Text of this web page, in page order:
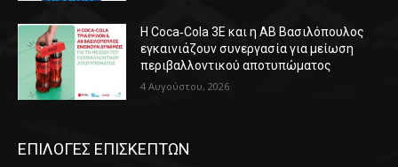
Η Coca‑Cola 3E και η ΑΒ Βασιλόπουλος
εγκαινιάζουν συνεργασία για μείωση
περιβαλλοντικού αποτυπώματος
4 Αυγούστου, 2026
ΕΠΙΛΟΓΕΣ ΕΠΙΣΚΕΠΤΩΝ